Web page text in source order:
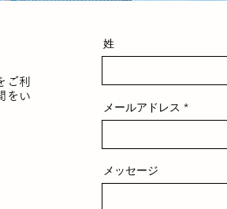
ご利
をい
姓
メールアドレス
メッセージ